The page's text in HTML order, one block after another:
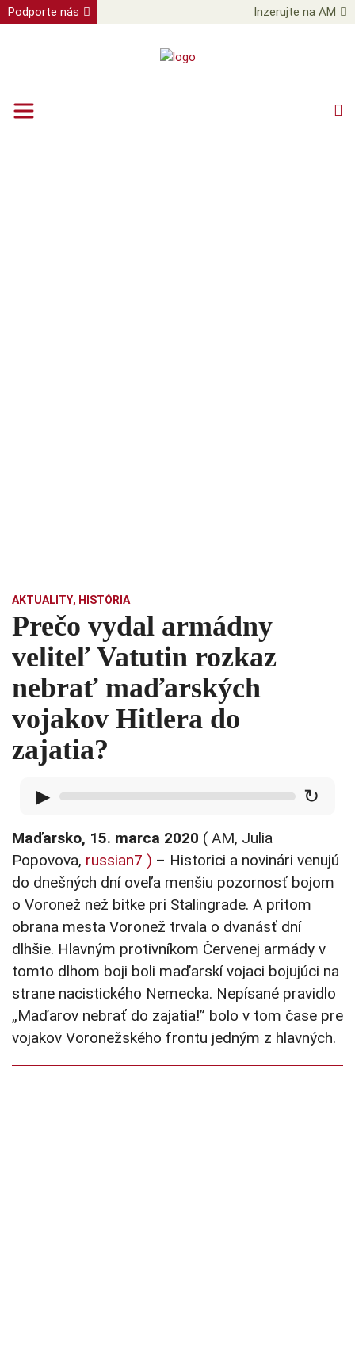
Podporte nás Inzerujte na AM
AKTUALITY, HISTÓRIA
Prečo vydal armádny
veliteľ Vatutin rozkaz
nebrať maďarských
vojakov Hitlera do
zajatia?
▶ ↻
Maďarsko, 15. marca 2020 ( AM, Julia
Popovova, russian7 ) – Historici a novinári venujú
do dnešných dní oveľa menšiu pozornosť bojom
o Voronež než bitke pri Stalingrade. A pritom
obrana mesta Voronež trvala o dvanásť dní
dlhšie. Hlavným protivníkom Červenej armády v
tomto dlhom boji boli maďarskí vojaci bojujúci na
strane nacistického Nemecka. Nepísané pravidlo
„Maďarov nebrať do zajatia!” bolo v tom čase pre
vojakov Voronežského frontu jedným z hlavných.